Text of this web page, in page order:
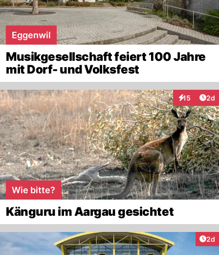
Eggenwil
Musikgesellschaft feiert 100 Jahre
mit Dorf- und Volksfest
15
Interaktionen
2d
Wie bitte?
Känguru im Aargau gesichtet
2d